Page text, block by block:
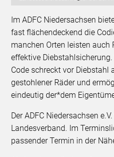
Im ADFC Niedersachsen
fast flächendeckend die
manchen Orten leisten
effektive
Code schreckt vor Diebstahl
gestohlener Räder und
eindeutig der*dem
Der ADFC Niedersachsen
Landesverband. Im
passender Termin in der